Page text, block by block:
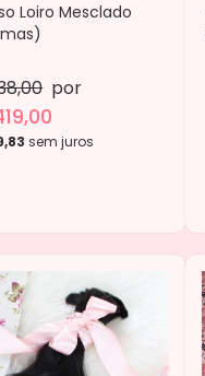
Loiro Mesclado
por
sem juros